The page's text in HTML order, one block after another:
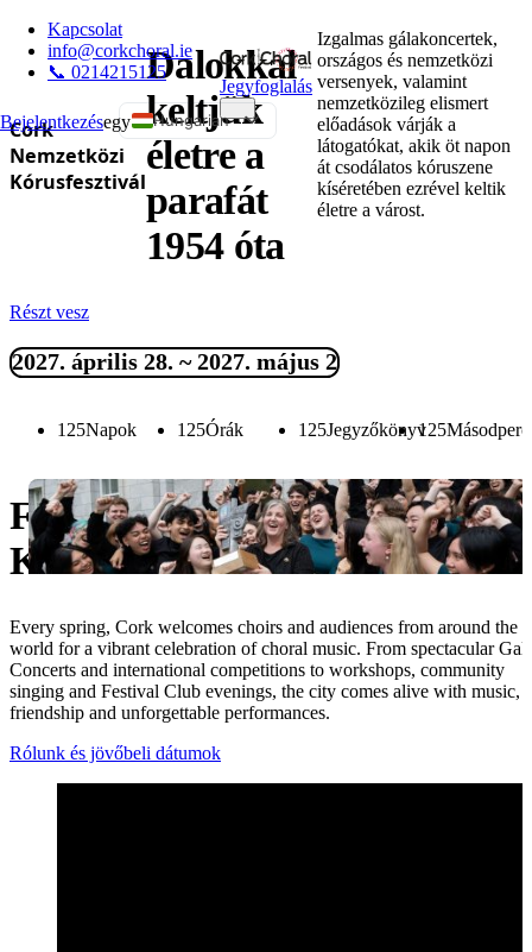
Kapcsolat
info@corkchoral.ie
📞 0214215125
Bejelentkezésegy
Hungarian
English
Czech
Danish
Spanish
French
Polish
Portuguese
Ukrainian
Jegyfoglalás
Cork
Nemzetközi
Kórusfesztivál
Dalokkal
keltjük
életre a
parafát
1954 óta
Izgalmas gálakoncertek,
országos és nemzetközi
versenyek, valamint
nemzetközileg elismert
előadások várják a
látogatókat, akik öt napon
át csodálatos kóruszene
kíséretében ezrével keltik
életre a várost.
Részt vesz
2027. április 28. ~ 2027. május 2
125Napok 125Órák 125Jegyzőkönyv125Másodperc
Fedezze fel a Cork Nemzetközi
Kórusfesztivált
Every spring, Cork welcomes choirs and audiences from around the
world for a vibrant celebration of choral music. From spectacular
Concerts and international competitions to workshops, community
singing and Festival Club evenings, the city comes alive with music,
friendship and unforgettable performances.
Rólunk és jövőbeli dátumok